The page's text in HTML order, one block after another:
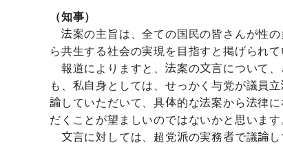
（知事）
法案の主旨は、全ての国民の皆さんが性
ら共生する社会の実現を目指すと掲げられて
報道によりますと、法案の文言について
も、私自身としては、せっかく与党が議員
論していただいて、具体的な法案から法律
だくことが望ましいのではないかと思います
文言に対しては、超党派の実務者で議論